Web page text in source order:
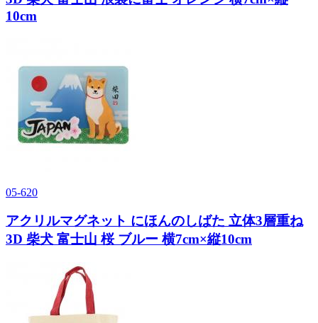
10cm
05-620
アクリルマグネット にほんのしばた 立体3層重ね
3D 柴犬 富士山 桜 ブルー 横7cm×縦10cm